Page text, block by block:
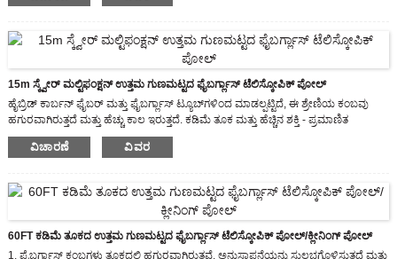
ರಕ್ಷಿಸಲಾಗಿದೆ.
ಫೈಬರ್ಗ್ಲಾಸ್ ಫೈಬರ್ಗ್ಲಾಸ್ ಪೋಲ್ ವಿಶೇಷ ಶಕ್ತಿ: ಆಕಸ್ಮಿಕ ಘರ್ಷಣೆಯಿಂದ ಉಂಟಾಗುವ ಹಾನಿಯನ್ನು
15m ಸ್ಕ್ವೇರ್ ಮಲ್ಟಿಫಂಕ್ಷನ್ ಉತ್ತಮ ಗುಣಮಟ್ಟದ ಫೈಬರ್ಗ್ಲಾಸ್ ಟೆಲಿಸ್ಕೋಪಿಕ್ ಪೋಲ್
ಹೈಬ್ರಿಡ್ ಕಾರ್ಬನ್ ಫೈಬರ್ ಮತ್ತು ಫೈಬರ್ಗ್ಲಾಸ್ ಟ್ಯೂಬ್‌ಗಳಿಂದ ಮಾಡಲ್ಪಟ್ಟಿದೆ, ಈ ಶ್ರೇಣಿಯ ಕಂಬವು
ಹಗುರವಾಗಿರುತ್ತದೆ ಮತ್ತು ಹೆಚ್ಚು ಕಾಲ ಇರುತ್ತದೆ. ಕಡಿಮೆ ತೂಕ ಮತ್ತು ಹೆಚ್ಚಿನ ಶಕ್ತಿ - ಪ್ರಮಾಣಿತ
ಸಾಧನಗಳನ್ನು ಬಳಸಿಕೊಂಡು ಸಾಗಿಸಲು ಮತ್ತು ಸ್ಥಾಪಿಸಲು ಸುಲಭ
ಪ್ರಭಾವದ ಪ್ರತಿರೋಧ - ಗ್ಲಾಸ್ ಫೈಬರ್ ಚಾಪೆ ಮೇಲ್ಮೈ ಹಾನಿಯನ್ನು ತಡೆಗಟ್ಟಲು ಲೋಡ್ ಅನ್ನು
ಸಾಮಾನ್ಯವಾಗಿ, ನಾವು ಕಾರ್ಬನ್ ಫೈಬರ್ ಕಂಬವನ್ನು ಮಾತ್ರ ಪೂರೈಸುತ್ತೇವೆ. ನಿಮಗೆ ಅಗತ್ಯವಿದ್ದರೆ, 5/8-
11 ಆರೋಹಿಸುವ ಥ್ರೆಡ್‌ನಂತಹ ಇತರ ಭಾಗಗಳು ಸಹ ಲಭ್ಯವಿವೆ.
ಬಾಳಿಕೆ ಬರುವ - ಸಾಂಪ್ರದಾಯಿಕ ಕಟ್ಟಡ ಸಾಮಗ್ರಿಗಳಿಗಿಂತ ಕಡಿಮೆ ಜೀವನ
ವಿಚಾರಣೆ ವಿವರ
60FT ಕಡಿಮೆ ತೂಕದ ಉತ್ತಮ ಗುಣಮಟ್ಟದ ಫೈಬರ್ಗ್ಲಾಸ್ ಟೆಲಿಸ್ಕೋಪಿಕ್ ಪೋಲ್/ಕ್ಲೀನಿಂಗ್ ಪೋಲ್
1. ಫೈಬರ್ಗ್ಲಾಸ್ ಕಂಬಗಳು ತೂಕದಲ್ಲಿ ಹಗುರವಾಗಿರುತ್ತವೆ, ಅನುಸ್ಥಾಪನೆಯನ್ನು ಸುಲಭಗೊಳಿಸುತ್ತದೆ ಮತ್ತು